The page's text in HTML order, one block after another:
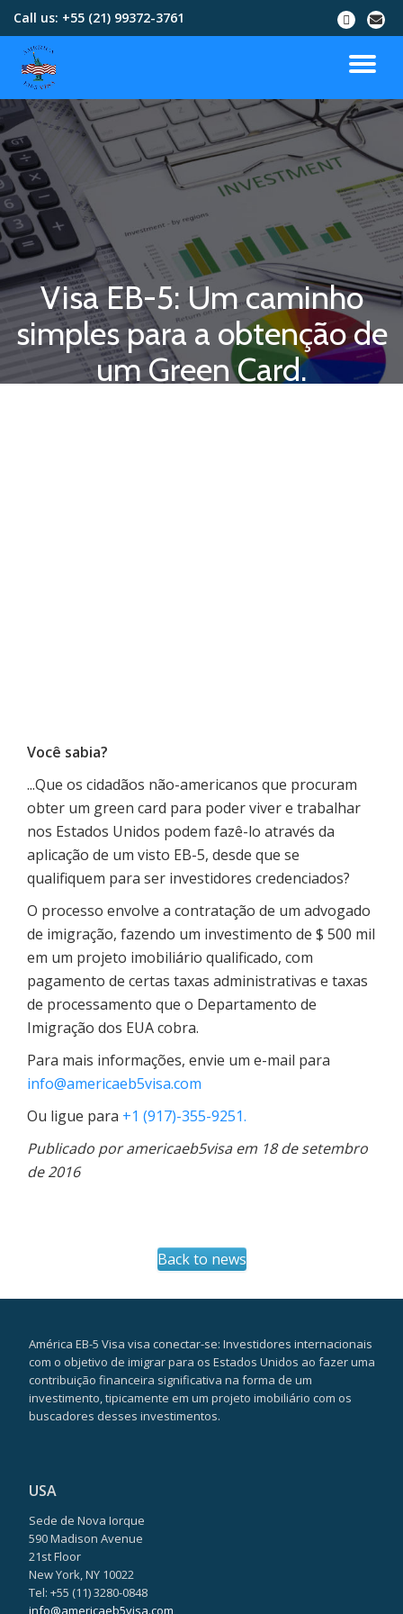
content
Call us: +55 (21) 99372-3761
Visa EB-5: Um caminho
simples para a obtenção de
um Green Card.
Você sabia?
...Que os cidadãos não-americanos que procuram
obter um green card para poder viver e trabalhar
nos Estados Unidos podem fazê-lo através da
aplicação de um visto EB-5, desde que se
qualifiquem para ser investidores credenciados?
O processo envolve a contratação de um advogado
de imigração, fazendo um investimento de $ 500 mil
em um projeto imobiliário qualificado, com
pagamento de certas taxas administrativas e taxas
de processamento que o Departamento de
Imigração dos EUA cobra.
Para mais informações, envie um e-mail para
info@americaeb5visa.com
Ou ligue para +1 (917)-355-9251.
Publicado por americaeb5visa em 18 de setembro
de 2016
Back to news
América EB-5 Visa visa conectar-se: Investidores internacionais
com o objetivo de imigrar para os Estados Unidos ao fazer uma
contribuição financeira significativa na forma de um
investimento, tipicamente em um projeto imobiliário com os
buscadores desses investimentos.
USA
Sede de Nova Iorque
590 Madison Avenue
21st Floor
New York, NY 10022
Tel: +55 (11) 3280-0848